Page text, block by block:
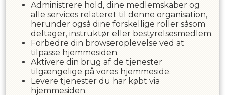
Administrere hold, dine medlemskaber og
alle services relateret til denne organisation,
herunder også dine forskellige roller såsom
deltager, instruktør eller bestyrelsesmedlem.
Forbedre din browseroplevelse ved at
tilpasse hjemmesiden.
Aktivere din brug af de tjenester
tilgængelige på vores hjemmeside.
Levere tjenester du har købt via
hjemmesiden.